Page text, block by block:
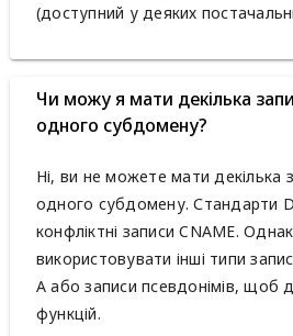
(доступний у деяких
Чи можу я мати декілька
одного субдомену?
Ні, ви не можете мати декілька
одного субдомену. Стандарти
конфліктні записи CNAME.
використовувати інші типи
A або записи псевдонімів, щоб
функцій.